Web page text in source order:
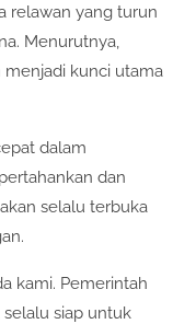
relawan yang turun
Menurutnya,
menjadi kunci utama
dalam
dan
selalu terbuka
kami. Pemerintah
selalu siap untuk